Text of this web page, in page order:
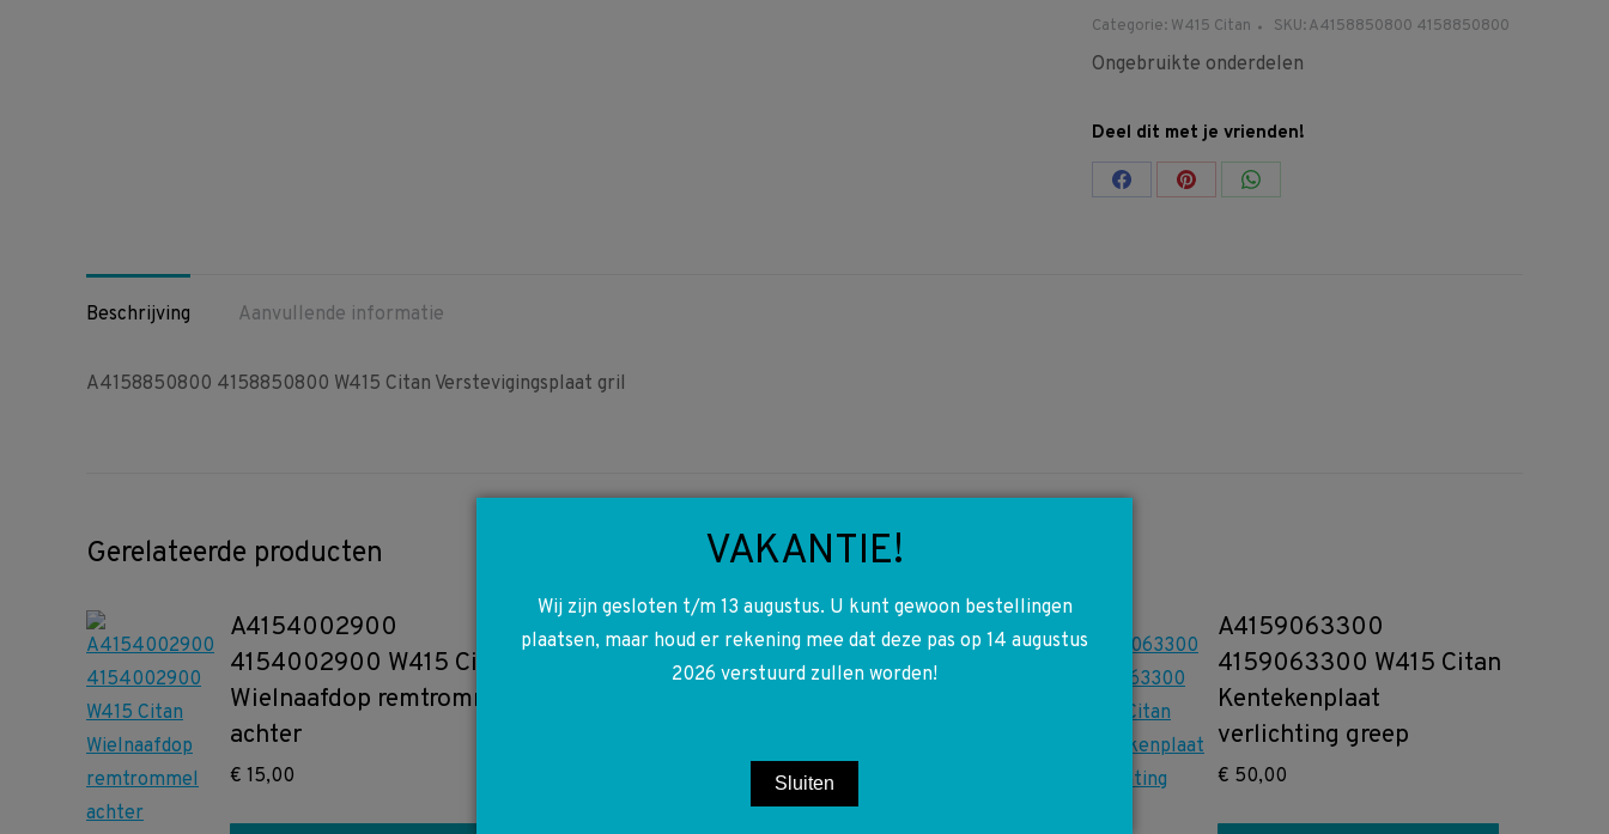
Categorie: W415 Citan SKU:A4158850800 4158850800
Ongebruikte onderdelen
Deel dit met je vrienden!
Share Share Share
Beschrijving
Aanvullende informatie
A4158850800 4158850800 W415 Citan Verstevigingsplaat gril
Gerelateerde producten
A4154002900
4154002900 W415 Citan
Wielnaafdop remtrommel
achter
€ 15,00
A4154621123 4154621123
W415 Citan Stuurkolom
Toevoegen aan winkelwagen
A4159063300
4159063300 W415 Citan
Kentekenplaat
verlichting greep
€ 50,00
VAKANTIE!
Wij zijn gesloten t/m 13 augustus. U kunt gewoon bestellingen
plaatsen, maar houd er rekening mee dat deze pas op 14 augustus
2026 verstuurd zullen worden!
Sluiten